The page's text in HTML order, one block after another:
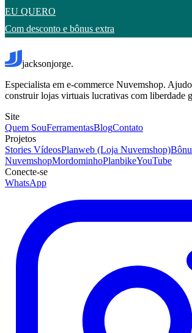
EU QUERO
Com desconto e bônus extra
jacksonjorge.
Especialista em e-commerce Nuvemshop.
construir lojas virtuais lucrativas com liberdade
Site
Quem SouFerramentasBlogContato
Projetos
Stories VídeosPlanweb (Loja Nuvemshop)
NuvemshopMordominhoPlanbikeYouTube
Conecte-se
WhatsApp